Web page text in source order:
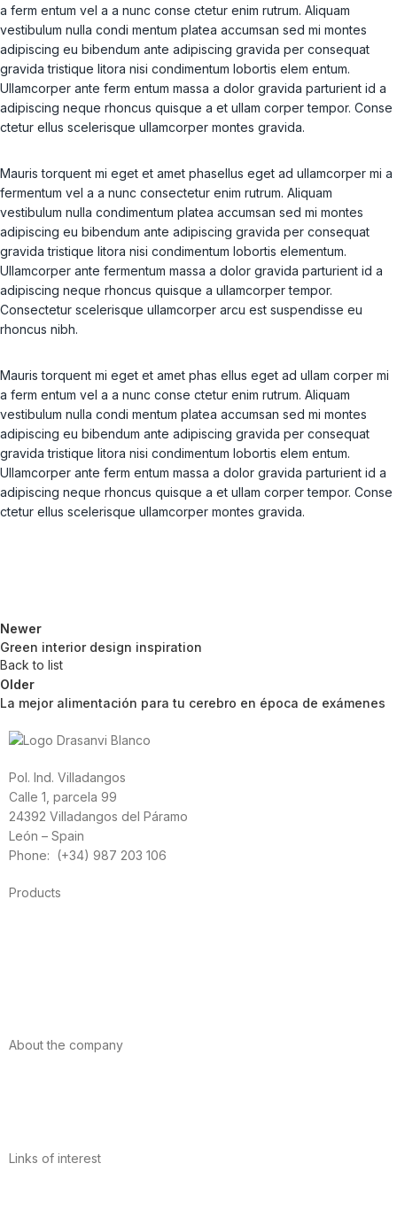
a ferm entum vel a a nunc conse ctetur enim rutrum. Aliquam
vestibulum nulla condi mentum platea accumsan sed mi montes
adipiscing eu bibendum ante adipiscing gravida per consequat
gravida tristique litora nisi condimentum lobortis elem entum.
Ullamcorper ante ferm entum massa a dolor gravida parturient id a
adipiscing neque rhoncus quisque a et ullam corper tempor. Conse
ctetur ellus scelerisque ullamcorper montes gravida.
Mauris torquent mi eget et amet phasellus eget ad ullamcorper mi a
fermentum vel a a nunc consectetur enim rutrum. Aliquam
vestibulum nulla condimentum platea accumsan sed mi montes
adipiscing eu bibendum ante adipiscing gravida per consequat
gravida tristique litora nisi condimentum lobortis elementum.
Ullamcorper ante fermentum massa a dolor gravida parturient id a
adipiscing neque rhoncus quisque a ullamcorper tempor.
Consectetur scelerisque ullamcorper arcu est suspendisse eu
rhoncus nibh.
Mauris torquent mi eget et amet phas ellus eget ad ullam corper mi
a ferm entum vel a a nunc conse ctetur enim rutrum. Aliquam
vestibulum nulla condi mentum platea accumsan sed mi montes
adipiscing eu bibendum ante adipiscing gravida per consequat
gravida tristique litora nisi condimentum lobortis elem entum.
Ullamcorper ante ferm entum massa a dolor gravida parturient id a
adipiscing neque rhoncus quisque a et ullam corper tempor. Conse
ctetur ellus scelerisque ullamcorper montes gravida.
Newer
Green interior design inspiration
Back to list
Older
La mejor alimentación para tu cerebro en época de exámenes
Pol. Ind. Villadangos
Calle 1, parcela 99
24392 Villadangos del Páramo
León – Spain
Phone: (+34) 987 203 106
Products
About the company
Links of interest